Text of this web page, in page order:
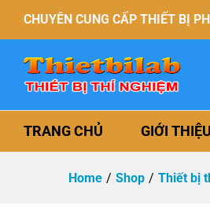
CHUYÊN CUNG CẤP THIẾT BỊ
TRANG CHỦ GIỚI THIỆU
Home / Shop / Thiết bị